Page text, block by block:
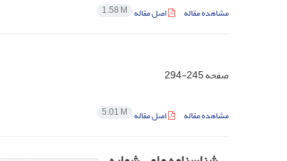
مشاهده مقاله اصل مقاله 1.58 M
صفحه245-294
مشاهده مقاله اصل مقاله 5.01 M